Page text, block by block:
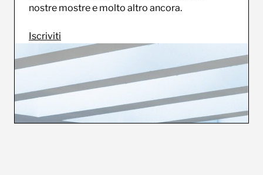
nostre mostre e molto altro ancora.
Iscriviti